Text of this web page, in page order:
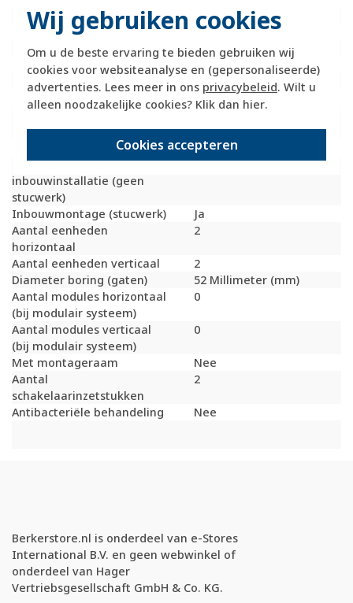
Wij gebruiken cookies
Om u de beste ervaring te bieden gebruiken wij
cookies voor websiteanalyse en (gepersonaliseerde)
advertenties. Lees meer in ons privacybeleid. Wilt u
alleen noodzakelijke cookies? Klik dan hier.
Cookies accepteren
Slagvastheid
IK05
Beschermingsgraad (IP)
IP20
Geschikt voor vloerpot
Nee
Transparant
Nee
Uitvoering oppervlakte
Glanzend
Geschikt voor wandgoot
Ja
inbouwinstallatie (stucwerk)
Bondige uitvoering
Nee
Geschikt voor
inbouwinstallatie (geen
stucwerk)
Ja
Inbouwmontage (stucwerk)
Ja
Aantal eenheden
horizontaal
2
Aantal eenheden verticaal
2
Diameter boring (gaten)
52 Millimeter (mm)
Aantal modules horizontaal
(bij modulair systeem)
0
Aantal modules verticaal
(bij modulair systeem)
0
Met montageraam
Nee
Aantal
schakelaarinzetstukken
2
Antibacteriële behandeling Nee
Berkerstore.nl is onderdeel van e-Stores
International B.V. en geen webwinkel of
onderdeel van Hager
Vertriebsgesellschaft GmbH & Co. KG.